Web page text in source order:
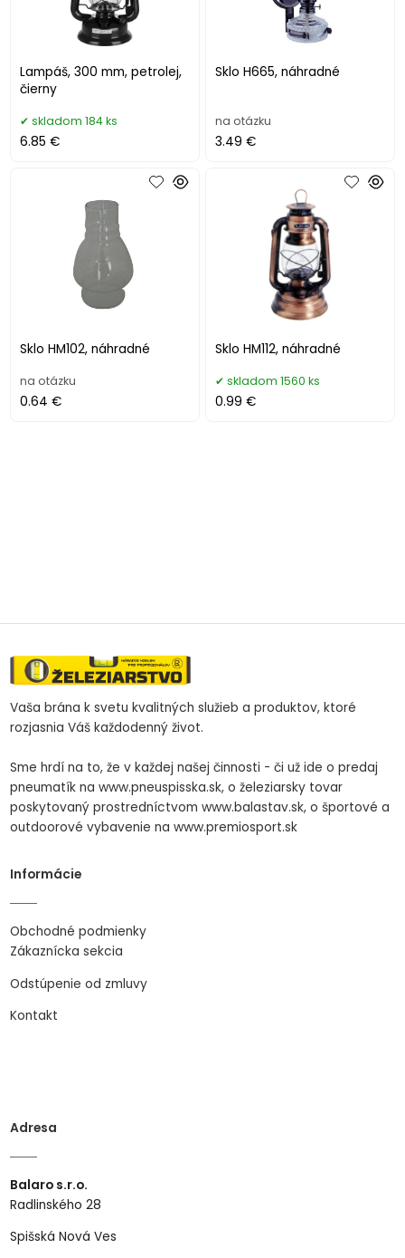
Lampáš, 300 mm, petrolej,
čierny
skladom 184 ks
6.85 €
Sklo H665, náhradné
na otázku
3.49 €
Sklo HM102, náhradné
na otázku
0.64 €
Sklo HM112, náhradné
skladom 1560 ks
0.99 €
Vaša brána k svetu kvalitných služieb a produktov, ktoré
rozjasnia Váš každodenný život.
Sme hrdí na to, že v každej našej činnosti - či už ide o predaj
pneumatík na www.pneuspisska.sk, o železiarsky tovar
poskytovaný prostredníctvom www.balastav.sk, o športové a
outdoorové vybavenie na www.premiosport.sk
Informácie
Obchodné podmienky
Zákaznícka sekcia
Odstúpenie od zmluvy
Kontakt
Adresa
Balaro s.r.o.
Radlinského 28
Spišská Nová Ves